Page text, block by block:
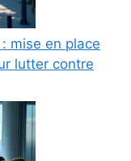
mise en place
lutter contre